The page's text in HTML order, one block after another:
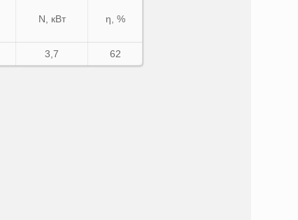
N, кВт
η, %
3,7 62